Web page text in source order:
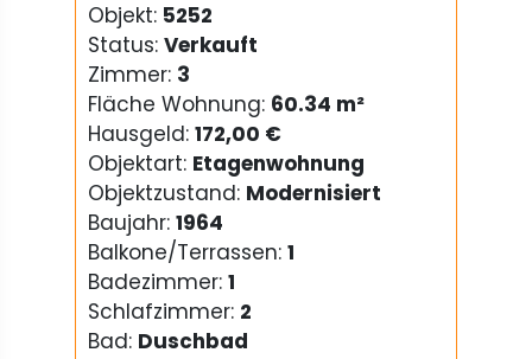
Objekt: 5252
Status: Verkauft
Zimmer: 3
Fläche Wohnung: 60.34 m²
Hausgeld: 172,00 €
Objektart: Etagenwohnung
Objektzustand: Modernisiert
Baujahr: 1964
Balkone/Terrassen: 1
Badezimmer: 1
Schlafzimmer: 2
Bad: Duschbad